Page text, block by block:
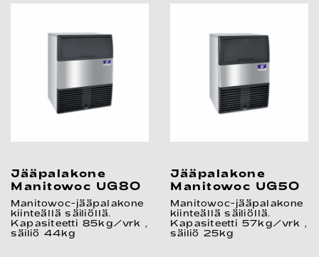
Jääpalakone
Manitowoc UG80
Manitowoc-jääpalakone
kiinteällä säiliöllä.
Kapasiteetti 85kg/vrk ,
säiliö 44kg
Jääpalakone
Manitowoc UG50
Manitowoc-jääpalakone
kiinteällä säiliöllä.
Kapasiteetti 57kg/vrk ,
säiliö 25kg